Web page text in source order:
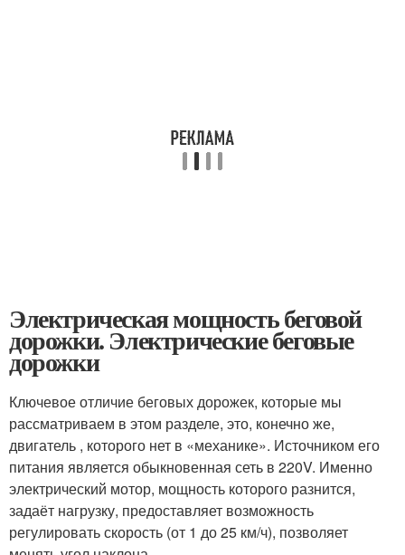
Электрическая мощность беговой
дорожки. Электрические беговые
дорожки
Ключевое отличие беговых дорожек, которые мы
рассматриваем в этом разделе, это, конечно же,
двигатель , которого нет в «механике». Источником его
питания является обыкновенная сеть в 220V. Именно
электрический мотор, мощность которого разнится,
задаёт нагрузку, предоставляет возможность
регулировать скорость (от 1 до 25 км/ч), позволяет